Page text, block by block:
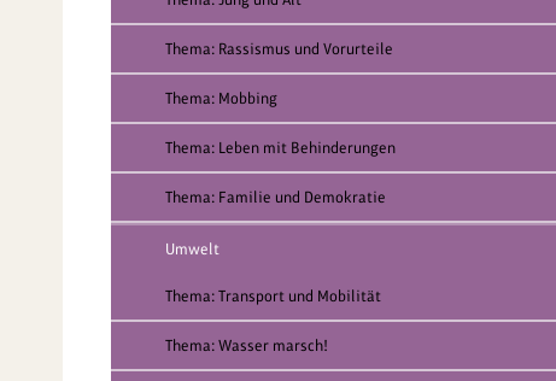
Thema: Rassismus und Vorurteile
Thema: Mobbing
Thema: Leben mit Behinderungen
Thema: Familie und Demokratie
Umwelt
Thema: Transport und Mobilität
Thema: Wasser marsch!